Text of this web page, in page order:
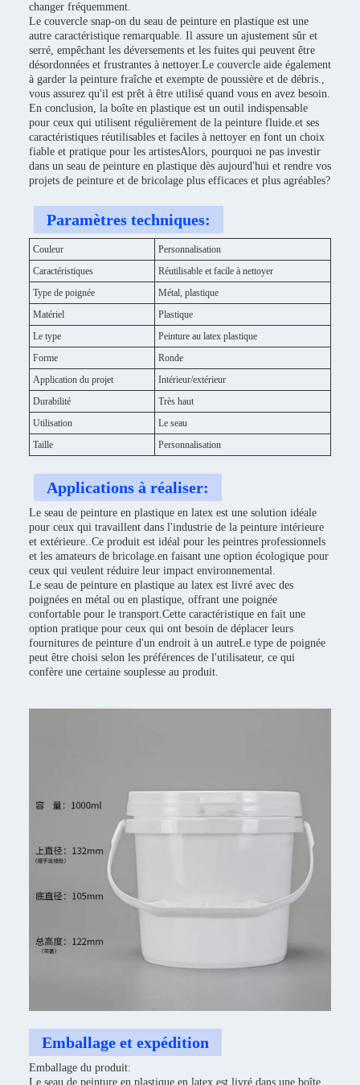
changer fréquemment.
Le couvercle snap-on du seau de peinture en plastique est une
autre caractéristique remarquable. Il assure un ajustement sûr et
serré, empêchant les déversements et les fuites qui peuvent être
désordonnées et frustrantes à nettoyer.Le couvercle aide également
à garder la peinture fraîche et exempte de poussière et de débris.,
vous assurez qu'il est prêt à être utilisé quand vous en avez besoin.
En conclusion, la boîte en plastique est un outil indispensable
pour ceux qui utilisent régulièrement de la peinture fluide.et ses
caractéristiques réutilisables et faciles à nettoyer en font un choix
fiable et pratique pour les artistesAlors, pourquoi ne pas investir
dans un seau de peinture en plastique dès aujourd'hui et rendre vos
projets de peinture et de bricolage plus efficaces et plus agréables?
Paramètres techniques:
Couleur
Personnalisation
Caractéristiques
Réutilisable et facile à nettoyer
Type de poignée
Métal, plastique
Matériel
Plastique
Le type
Peinture au latex plastique
Forme
Ronde
Application du projet
Intérieur/extérieur
Durabilité
Très haut
Utilisation
Le seau
Taille
Personnalisation
Applications à réaliser:
Le seau de peinture en plastique en latex est une solution idéale
pour ceux qui travaillent dans l'industrie de la peinture intérieure
et extérieure..Ce produit est idéal pour les peintres professionnels
et les amateurs de bricolage.en faisant une option écologique pour
ceux qui veulent réduire leur impact environnemental.
Le seau de peinture en plastique au latex est livré avec des
poignées en métal ou en plastique, offrant une poignée
confortable pour le transport.Cette caractéristique en fait une
option pratique pour ceux qui ont besoin de déplacer leurs
fournitures de peinture d'un endroit à un autreLe type de poignée
peut être choisi selon les préférences de l'utilisateur, ce qui
confère une certaine souplesse au produit.
Emballage et expédition
Emballage du produit:
Le seau de peinture en plastique en latex est livré dans une boîte